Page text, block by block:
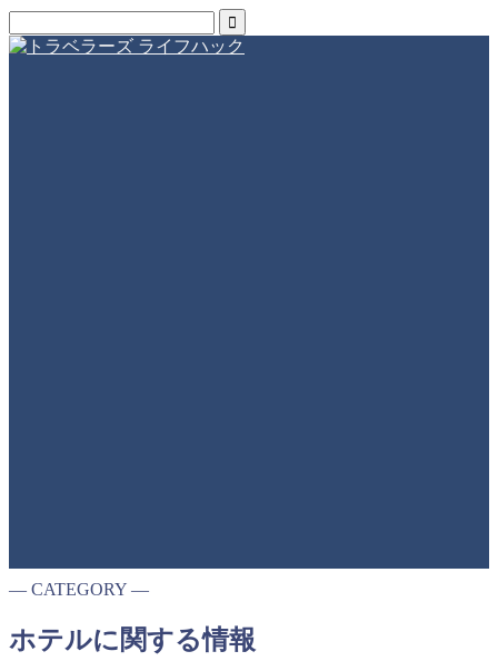
― CATEGORY ―
ホテルに関する情報